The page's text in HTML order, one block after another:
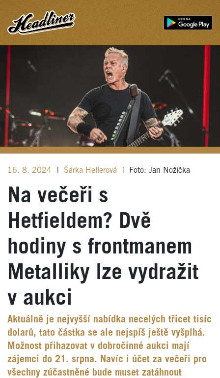
16. 8. 2024 Šárka Hellerová Foto: Jan Nožička
Na večeři s
Hetfieldem? Dvě
hodiny s frontmanem
Metalliky lze vydražit
v aukci
Aktuálně je nejvyšší nabídka necelých třicet tisíc
dolarů, tato částka se ale nejspíš ještě vyšplhá.
Možnost přihazovat v dobročinné aukci mají
zájemci do 21. srpna. Navíc i účet za večeři pro
všechny zúčastněné bude muset zatáhnout